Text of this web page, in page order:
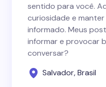
sentido para você.
curiosidade e
informado. Meus
informar e provocar
conversar?
Salvador, Brasil